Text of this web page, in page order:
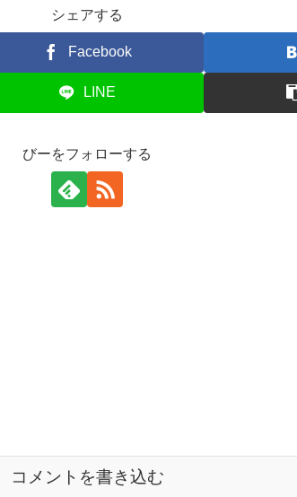
シェアする
Facebook
LINE
びーをフォローする
コメントを書き込む